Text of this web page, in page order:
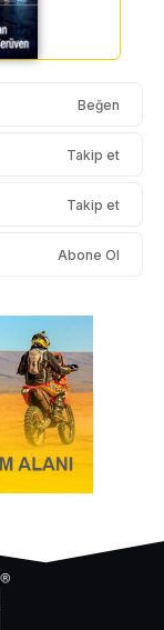
Beğen
Takip et
Takip et
Abone Ol